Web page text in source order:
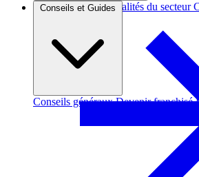
Brèves et actus Actualités du secteur
Conseils et Guides
Conseils généraux Devenir franchisé